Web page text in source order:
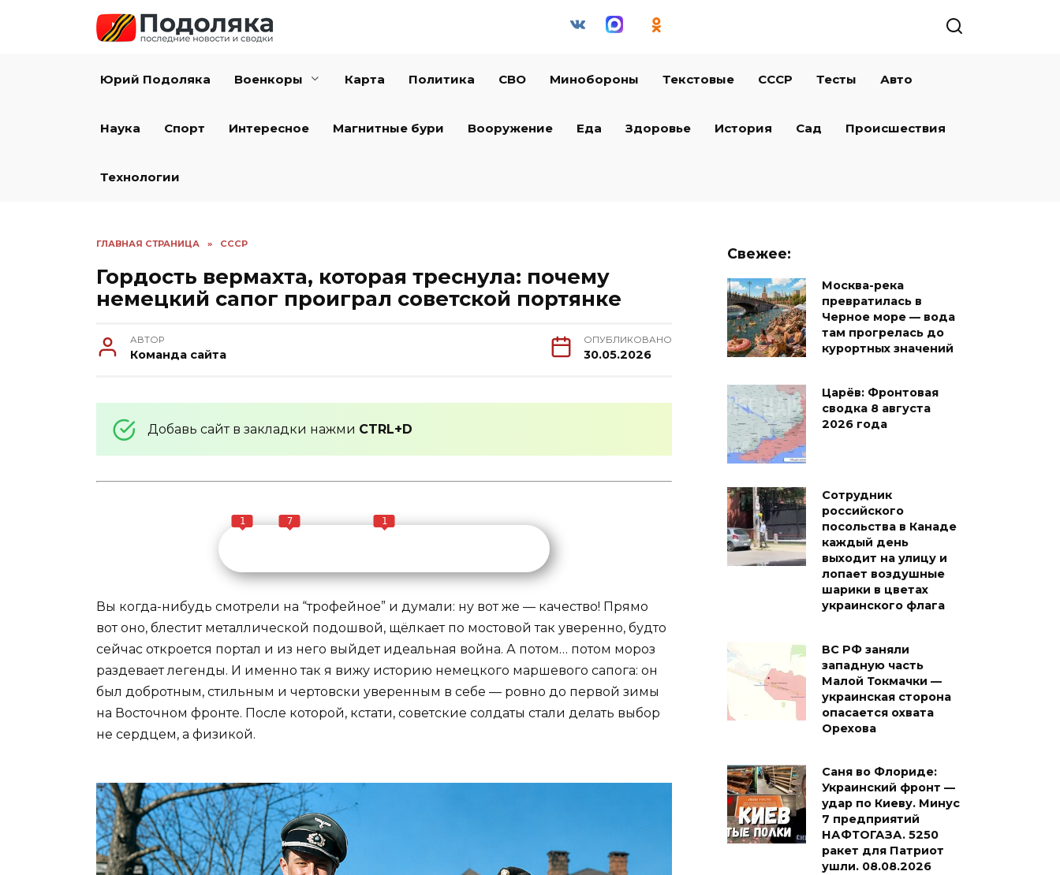
Юрий Подоляка Военкоры Карта Политика СВО Минобороны Текстовые СССР Тесты Авто
Наука Спорт Интересное Магнитные бури Вооружение Еда Здоровье История Сад Происшествия
Технологии
ГЛАВНАЯ СТРАНИЦА » СССР
Гордость вермахта, которая треснула: почему
немецкий сапог проиграл советской портянке
АВТОР
Команда сайта
ОПУБЛИКОВАНО
30.05.2026
Добавь сайт в закладки нажми CTRL+D
1 7 1
Вы когда-нибудь смотрели на “трофейное” и думали: ну вот же — качество! Прямо
вот оно, блестит металлической подошвой, щёлкает по мостовой так уверенно, будто
сейчас откроется портал и из него выйдет идеальная война. А потом… потом мороз
раздевает легенды. И именно так я вижу историю немецкого маршевого сапога: он
был добротным, стильным и чертовски уверенным в себе — ровно до первой зимы
на Восточном фронте. После которой, кстати, советские солдаты стали делать выбор
не сердцем, а физикой.
Свежее:
Москва-река
превратилась в
Черное море — вода
там прогрелась до
курортных значений
Царёв: Фронтовая
сводка 8 августа
2026 года
Сотрудник
российского
посольства в Канаде
каждый день
выходит на улицу и
лопает воздушные
шарики в цветах
украинского флага
ВС РФ заняли
западную часть
Малой Токмачки —
украинская сторона
опасается охвата
Орехова
Саня во Флориде:
Украинский фронт —
удар по Киеву. Минус
7 предприятий
НАФТОГАЗА. 5250
ракет для Патриот
ушли. 08.08.2026